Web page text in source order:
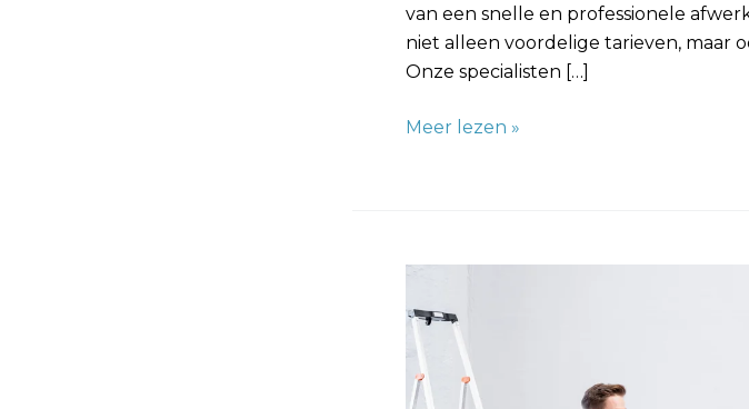
van een snelle en professionele
niet alleen voordelige tarieven, maar
Onze specialisten […]
Meer lezen »
Behangen